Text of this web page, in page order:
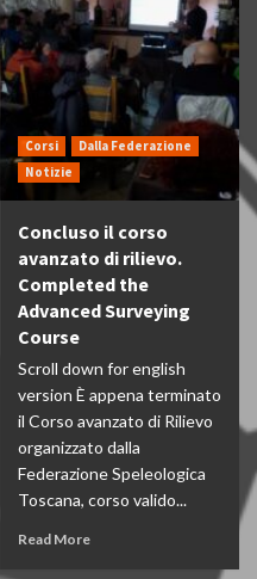
Corsi
Dalla Federazione
Notizie
Concluso il corso
avanzato di rilievo.
Completed the
Advanced Surveying
Course
Scroll down for english
version È appena terminato
il Corso avanzato di Rilievo
organizzato dalla
Federazione Speleologica
Toscana, corso valido...
Read More